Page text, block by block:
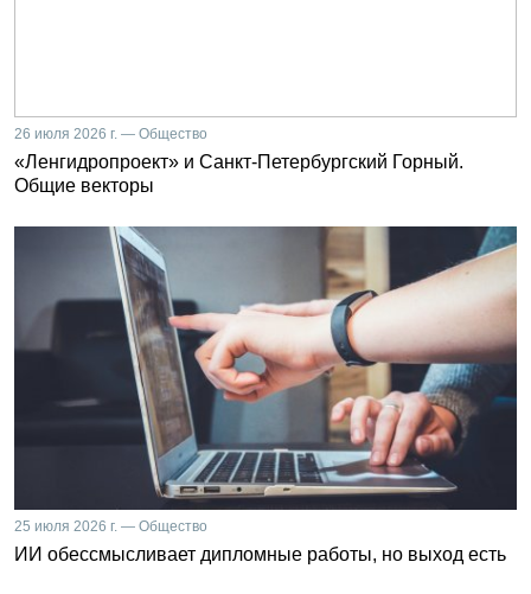
26 июля 2026 г. — Общество
«Ленгидропроект» и Санкт-Петербургский Горный.
Общие векторы
25 июля 2026 г. — Общество
ИИ обессмысливает дипломные работы, но выход есть